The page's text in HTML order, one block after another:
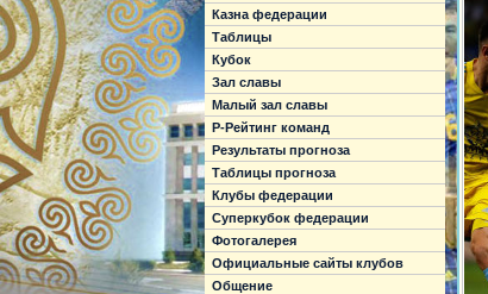
Казна федерации
Таблицы
Кубок
Зал славы
Малый зал славы
Р-Рейтинг команд
Результаты прогноза
Таблицы прогноза
Клубы федерации
Суперкубок федерации
Фотогалерея
Официальные сайты клубов
Общение